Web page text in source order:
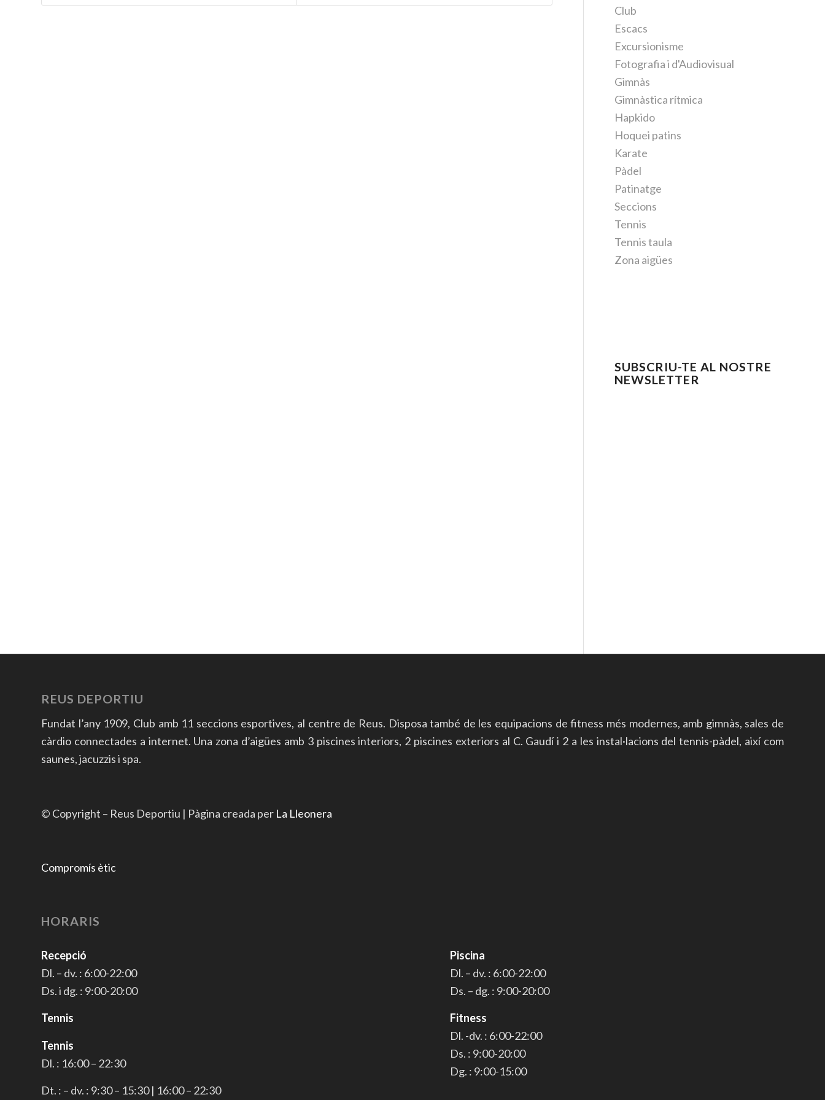
Club
Escacs
Excursionisme
Fotografia i d'Audiovisual
Gimnàs
Gimnàstica rítmica
Hapkido
Hoquei patins
Karate
Pàdel
Patinatge
Seccions
Tennis
Tennis taula
Zona aigües
SUBSCRIU-TE AL NOSTRE
NEWSLETTER
REUS DEPORTIU
Fundat l’any 1909, Club amb 11 seccions esportives, al centre de Reus. Disposa també de les equipacions de fitness més modernes, amb gimnàs, sales de
càrdio connectades a internet. Una zona d’aigües amb 3 piscines interiors, 2 piscines exteriors al C. Gaudí i 2 a les instal·lacions del tennis-pàdel, així com
saunes, jacuzzis i spa.
© Copyright – Reus Deportiu | Pàgina creada per La Lleonera
Compromís ètic
HORARIS
Recepció
Dl. – dv. : 6:00-22:00
Ds. i dg. : 9:00-20:00
Tennis
Tennis
Dl. : 16:00 – 22:30
Dt. : – dv. : 9:30 – 15:30 | 16:00 – 22:30
Piscina
Dl. – dv. : 6:00-22:00
Ds. – dg. : 9:00-20:00
Fitness
Dl. -dv. : 6:00-22:00
Ds. : 9:00-20:00
Dg. : 9:00-15:00